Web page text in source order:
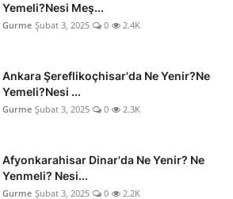
Yemeli?Nesi Meş...
Gurme Şubat 3, 2025 0 2.4K
Ankara Şereflikoçhisar'da Ne Yenir?Ne
Yemeli?Nesi ...
Gurme Şubat 3, 2025 0 2.3K
Afyonkarahisar Dinar'da Ne Yenir? Ne
Yenmeli? Nesi...
Gurme Şubat 3, 2025 0 2.2K